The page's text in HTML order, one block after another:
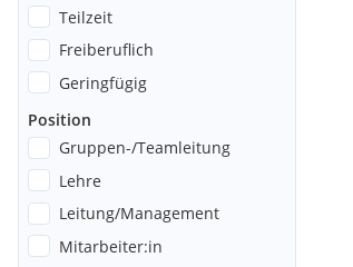
Teilzeit
Freiberuflich
Geringfügig
Position
Gruppen-/Teamleitung
Lehre
Leitung/Management
Mitarbeiter:in